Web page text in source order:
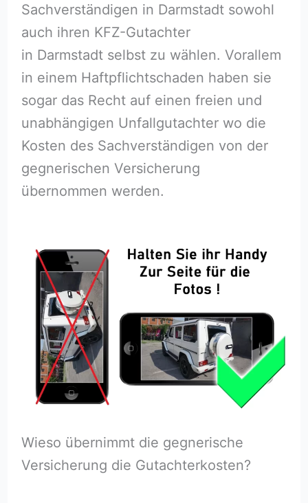
Sachverständigen in Darmstadt sowohl
auch ihren KFZ-Gutachter
in Darmstadt selbst zu wählen. Vorallem
in einem Haftpflichtschaden haben sie
sogar das Recht auf einen freien und
unabhängigen Unfallgutachter wo die
Kosten des Sachverständigen von der
gegnerischen Versicherung
übernommen werden.
Wieso übernimmt die gegnerische
Versicherung die Gutachterkosten?